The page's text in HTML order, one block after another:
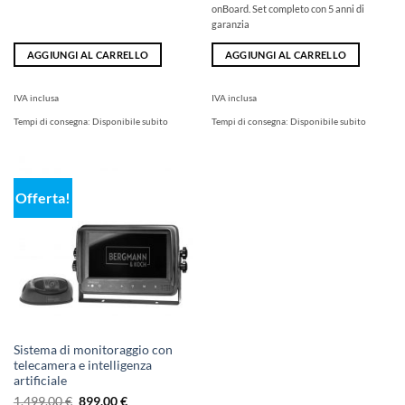
AGGIUNGI AL CARRELLO
IVA inclusa
Tempi di consegna: Disponibile subito
onBoard. Set completo con 5 anni di
garanzia
AGGIUNGI AL CARRELLO
IVA inclusa
Tempi di consegna: Disponibile subito
Offerta!
Sistema di monitoraggio con
telecamera e intelligenza
artificiale
1.499,00€ Il
899,00€Il